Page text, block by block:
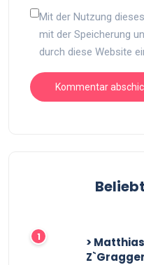
Mit der Nutzung
mit der Speicherung
durch diese Website
>